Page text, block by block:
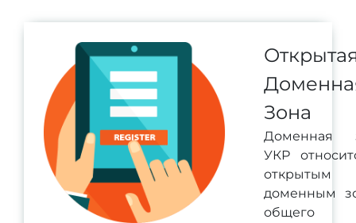
Зона
Доменная
УКР
открытым
доменным
общего